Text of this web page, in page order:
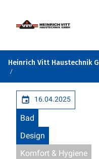
Heinrich Vitt Haustechnik
16.04.2025
Bad
Design
Komfort & Hygiene